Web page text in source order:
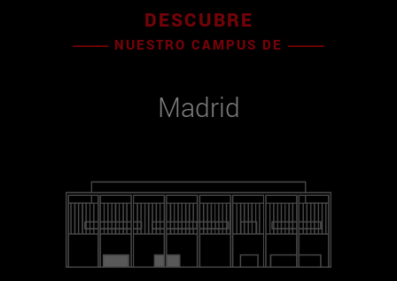
DESCUBRE
NUESTRO CAMPUS DE
Madrid